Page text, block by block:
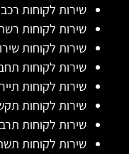
שירות לקוחות רכב
שירות לקוחות
שירות לקוחות
שירות לקוחות
שירות לקוחות
שירות לקוחות
שירות לקוחות
שירות לקוחות